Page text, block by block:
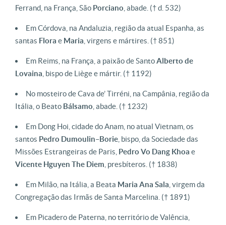
Ferrand, na França, São Porciano , abade. († d. 532)
Em Córdova, na Andaluzia, região da atual Espanha, as
santas Flora e Maria , virgens e mártires. († 851)
Em Reims, na França, a paixão de SantoAlberto de
Lovaina , bispo de Liège e mártir. († 1192)
No mosteiro de Cava de’ Tirréni, na Campânia, região da
Itália, o Beato Bálsamo , abade. († 1232)
Em Dong Hoi, cidade do Anam, no atual Vietnam, os
santos Pedro Dumoulin–Borie , bispo, da Sociedade das
Missões Estrangeiras de Paris, Pedro Vo Dang Khoa e
Vicente Hguyen The Diem , presbíteros. († 1838)
Em Milão, na Itália, a Beata Maria Ana Sala , virgem da
Congregação das Irmãs de Santa Marcelina. († 1891)
Em Picadero de Paterna, no território de Valência,